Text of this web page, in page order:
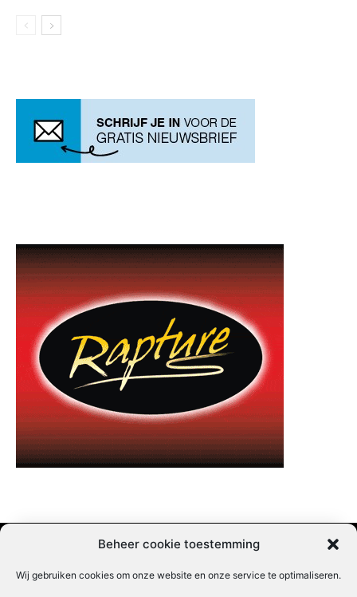
Beheer cookie toestemming
Wij gebruiken cookies om onze website en onze service te optimaliseren.